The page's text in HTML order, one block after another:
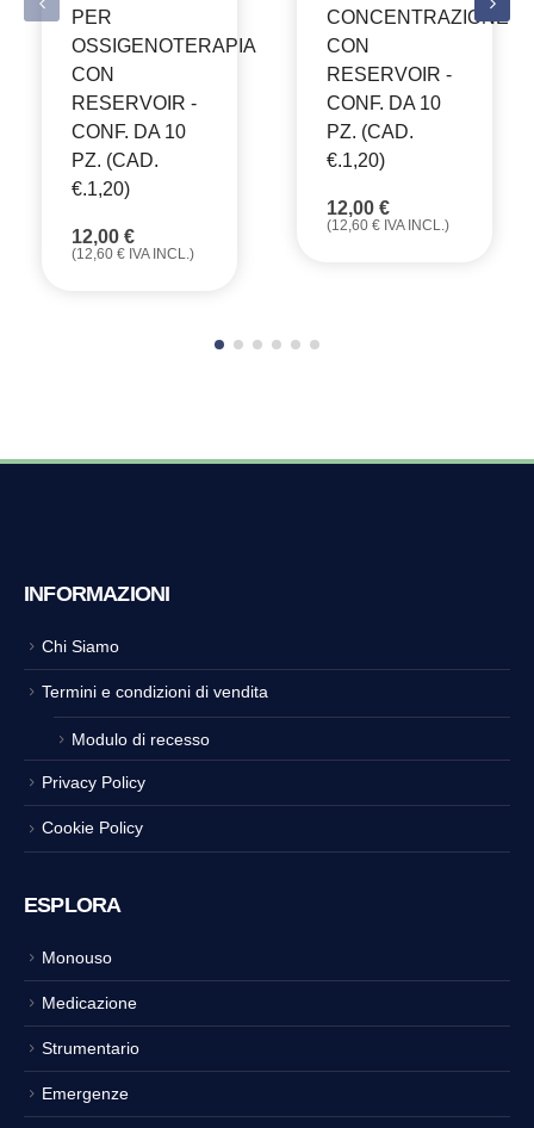
PER
OSSIGENOTERAPIA
CON
RESERVOIR -
CONF. DA 10
PZ. (CAD.
€.1,20)
12,00 €
(12,60 € IVA INCL.)
CONCENTRAZIONE
CON
RESERVOIR -
CONF. DA 10
PZ. (CAD.
€.1,20)
12,00 €
(12,60 € IVA INCL.)
INFORMAZIONI
Chi Siamo
Termini e condizioni di vendita
Modulo di recesso
Privacy Policy
Cookie Policy
ESPLORA
Monouso
Medicazione
Strumentario
Emergenze